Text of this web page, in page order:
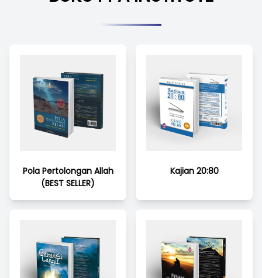
Pola Pertolongan Allah
(BEST SELLER)
Kajian 20:80